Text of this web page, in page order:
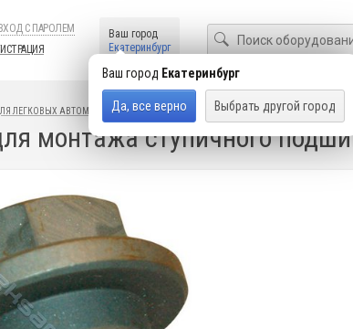
ВХОД С ПАРОЛЕМ
Ваш город
Екатеринбург
Ваш город Екатеринбург
Да, все верно Выбрать другой город
ЛЕГКОВЫХ АВТОМОБИЛЕЙ ИНСТРУМЕНТ AUDI / VOLKSWAGEN
монтажа ступичного